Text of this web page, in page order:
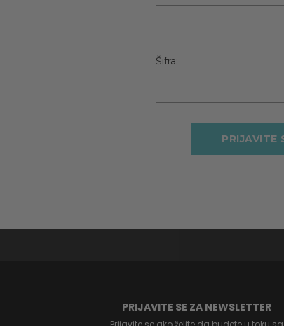
Šifra:
PRIJAVITE SE ZA NEWSLETTER